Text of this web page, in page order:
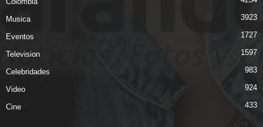
Musica 3923
Eventos 1727
Television 1597
Celebridades 983
Video 924
Cine 433